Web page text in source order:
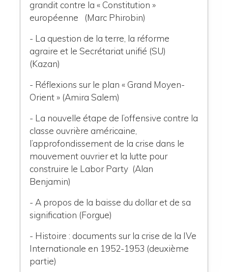
grandit contre la « Constitution »
européenne (Marc Phirobin)
- La question de la terre, la réforme
agraire et le Secrétariat unifié (SU)
(Kazan)
- Réflexions sur le plan « Grand Moyen-
Orient » (Amira Salem)
- La nouvelle étape de l’offensive contre la
classe ouvrière américaine,
l’approfondissement de la crise dans le
mouvement ouvrier et la lutte pour
construire le Labor Party (Alan
Benjamin)
- A propos de la baisse du dollar et de sa
signification (Forgue)
- Histoire : documents sur la crise de la IVe
Internationale en 1952-1953 (deuxième
partie)